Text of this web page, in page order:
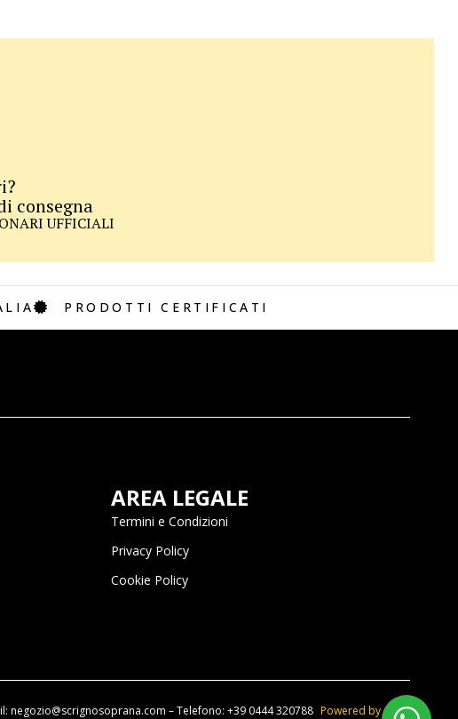
consegna
UFFICIALI
PRODOTTI CERTIFICATI
AREA LEGALE
Termini e Condizioni
Privacy Policy
Cookie Policy
negozio@scrignosoprana.com – Telefono: +39 0444 320788 Powered by OIR